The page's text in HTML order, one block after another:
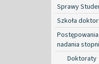
Sprawy
Szkoła
nadania
Doktoraty